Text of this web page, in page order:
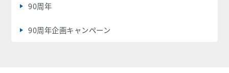
90周年
90周年企画キャンペーン